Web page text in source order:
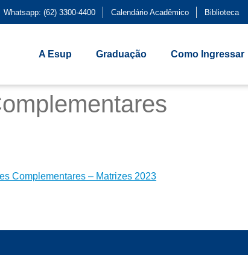
Whatsapp: (62) 3300-4400 Calendário Acadêmico Biblioteca
A Esup Graduação Como Ingressar
Complementares – Matrizes 2023